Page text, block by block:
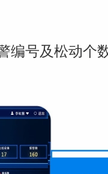
编号及松动个